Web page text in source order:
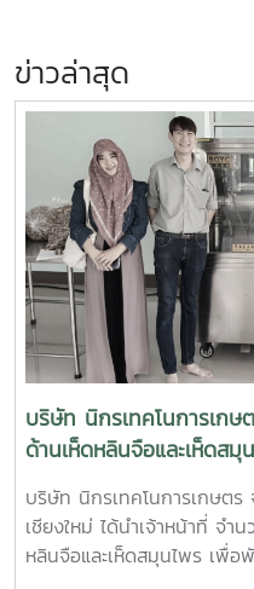
ข่าวล่าสุด
บริษัท นิกรเทคโนการเกษ
ด้านเห็ดหลินจือและเห็ดสมุ
บริษัท นิกรเทคโนการเกษต
เชียงใหม่ ได้นำเจ้าหน้าที่ จ
หลินจือและเห็ดสมุนไพร เพื่